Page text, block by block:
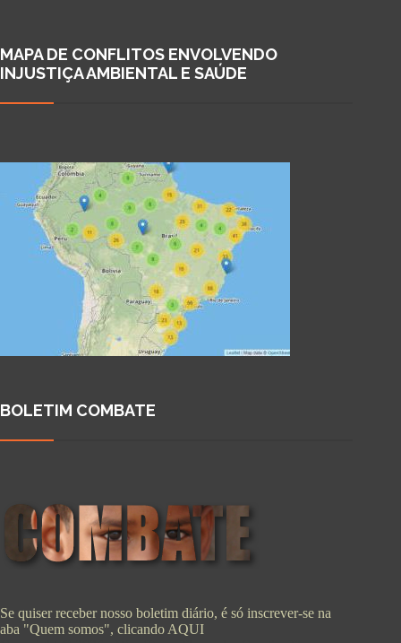
MAPA DE CONFLITOS ENVOLVENDO
INJUSTIÇA AMBIENTAL E SAÚDE
BOLETIM COMBATE
Se quiser receber nosso boletim diário, é só inscrever-se na
aba "Quem somos", clicando AQUI